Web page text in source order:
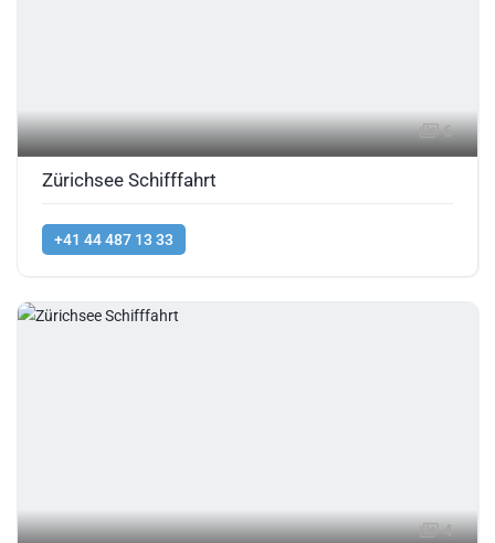
6
Zürichsee Schifffahrt
+41 44 487 13 33
4